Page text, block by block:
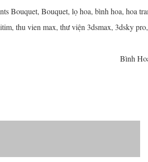
Bouquet, Bouquet, lọ hoa, bình hoa, hoa
thu vien max, thư viện 3dsmax, 3dsky
Bình